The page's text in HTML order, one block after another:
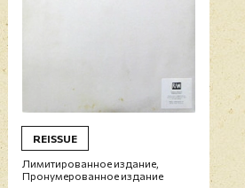
REISSUE
Лимитированное издание,
Пронумерованное издание